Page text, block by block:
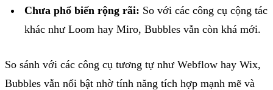
Chưa phổ biến rộng rãi: So với các công cụ cộng tác
khác nhưLoom hay Miro, Bubbles vẫn còn khá mới.
So sánh với các công cụ tương tự nhưWebflow hay Wix,
Bubbles vẫn nổi bật nhờ tính năng tích hợp mạnh mẽ và